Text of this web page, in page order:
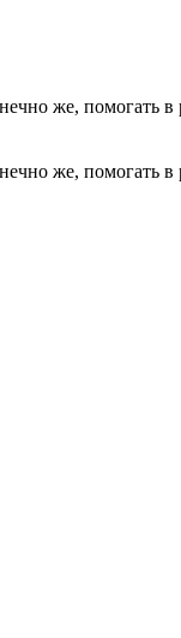
же, помогать
же, помогать